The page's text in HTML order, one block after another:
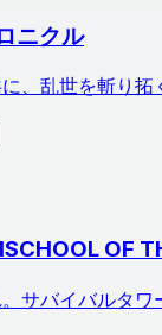
ニクル
、乱世を斬り拓
OF
サバイバルタワ